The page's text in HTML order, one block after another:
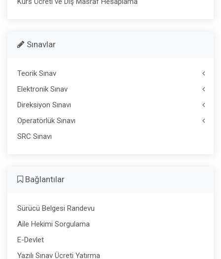
Sınavlar
Teorik Sınav
Elektronik Sınav
Direksiyon Sınavı
Operatörlük Sınavı
SRC Sınavı
Bağlantılar
Sürücü Belgesi Randevu
Aile Hekimi Sorgulama
E-Devlet
Yazılı Sınav Ücreti Yatırma